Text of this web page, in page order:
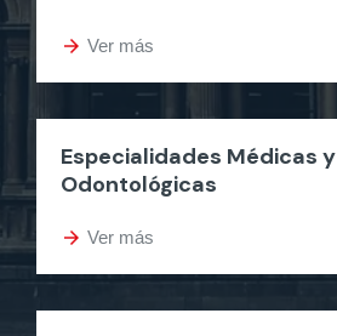
arrow_forward Ver más
Especialidades Médicas y
Odontológicas
arrow_forward Ver más